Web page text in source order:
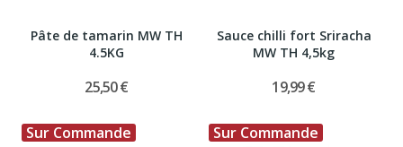
Pâte de tamarin MW TH
4.5KG
25,50 €
Sauce chilli fort Sriracha
MW TH 4,5kg
19,99 €
Sur Commande Sur Commande